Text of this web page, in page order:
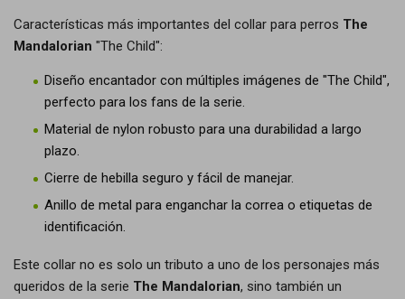
Características más importantes del collar para perros The
Mandalorian "The Child":
Diseño encantador con múltiples imágenes de "The Child",
perfecto para los fans de la serie.
Material de nylon robusto para una durabilidad a largo
plazo.
Cierre de hebilla seguro y fácil de manejar.
Anillo de metal para enganchar la correa o etiquetas de
identificación.
Este collar no es solo un tributo a uno de los personajes más
queridos de la serie The Mandalorian, sino también un